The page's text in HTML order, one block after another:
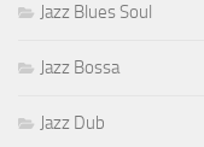
Jazz Blues Soul
Jazz Bossa
Jazz Dub